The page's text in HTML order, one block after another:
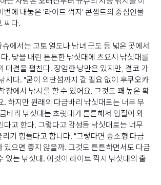
번에 내놓은 '라이트 꺽지' 콘셉트의 중심인물
씨다.
에서는 고토 열도나 남녀 군도 등 넓은 곳에서
. 닻을 내린 튼튼한 낚싯대에 츠요시 낚싯대를
대결을 펼친다. 장엄한 낭만은 있지만, 결코 가
시다. "굳이 외딴섬까지 갈 필요 없이 후쿠오카
장에서 낚시를 할 수 있어요. 그것도 꽤 높은 확
. 하지만 원래의 다금바리 낚싯대로는 너무 무
바리 낚싯대는 초릿대가 튼튼해서 입질이 와
다고 한다. 그렇다고 감성돔 낚싯대로는 너무
기 힘들다고 합니다. "그렇다면 중소형 다금
있으면 좋지 않을까. 그것도 튼튼하면서도 다금
있는 낚싯대. 이것이 라이트 꺽지 낚싯대의 출